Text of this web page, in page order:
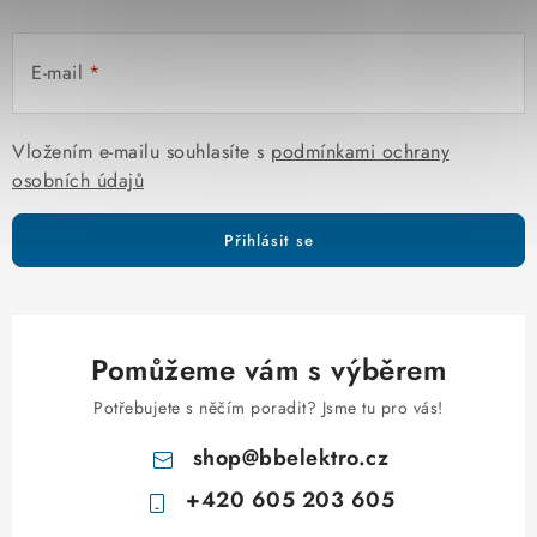
E-mail
Vložením e-mailu souhlasíte s podmínkami ochrany
osobních údajů
Přihlásit se
Pomůžeme vám s výběrem
Potřebujete s něčím poradit? Jsme tu pro vás!
shop@bbelektro.cz
+420 605 203 605